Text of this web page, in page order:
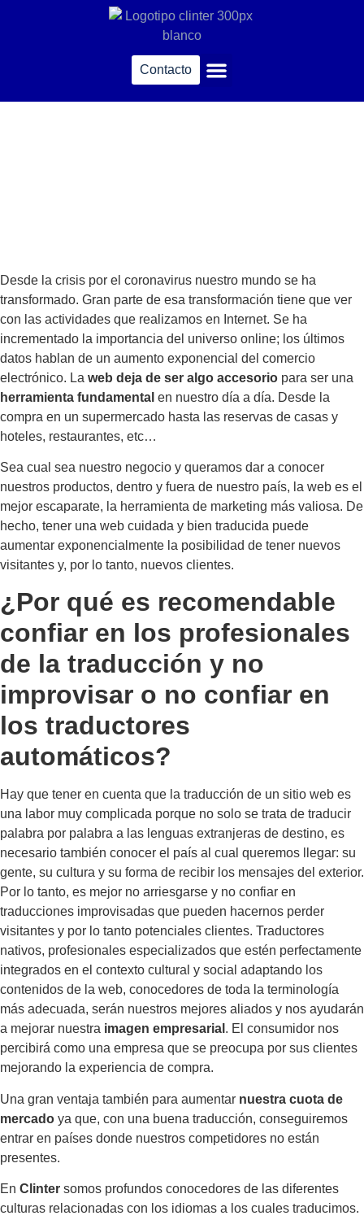
Contacto
Desde la crisis por el coronavirus nuestro mundo se ha
transformado. Gran parte de esa transformación tiene que ver
con las actividades que realizamos en Internet. Se ha
incrementado la importancia del universo online; los últimos
datos hablan de un aumento exponencial del comercio
electrónico. La web deja de ser algo accesorio para ser una
herramienta fundamental en nuestro día a día. Desde la
compra en un supermercado hasta las reservas de casas y
hoteles, restaurantes, etc…
Sea cual sea nuestro negocio y queramos dar a conocer
nuestros productos, dentro y fuera de nuestro país, la web es el
mejor escaparate, la herramienta de marketing más valiosa. De
hecho, tener una web cuidada y bien traducida puede
aumentar exponencialmente la posibilidad de tener nuevos
visitantes y, por lo tanto, nuevos clientes.
¿Por qué es recomendable
confiar en los profesionales
de la traducción y no
improvisar o no confiar en
los traductores
automáticos?
Hay que tener en cuenta que la traducción de un sitio web es
una labor muy complicada porque no solo se trata de traducir
palabra por palabra a las lenguas extranjeras de destino, es
necesario también conocer el país al cual queremos llegar: su
gente, su cultura y su forma de recibir los mensajes del exterior.
Por lo tanto, es mejor no arriesgarse y no confiar en
traducciones improvisadas que pueden hacernos perder
visitantes y por lo tanto potenciales clientes. Traductores
nativos, profesionales especializados que estén perfectamente
integrados en el contexto cultural y social adaptando los
contenidos de la web, conocedores de toda la terminología
más adecuada, serán nuestros mejores aliados y nos ayudarán
a mejorar nuestra imagen empresarial . El consumidor nos
percibirá como una empresa que se preocupa por sus clientes
mejorando la experiencia de compra.
Una gran ventaja también para aumentar nuestra cuota de
mercado ya que, con una buena traducción, conseguiremos
entrar en países donde nuestros competidores no están
presentes.
En Clinter somos profundos conocedores de las diferentes
culturas relacionadas con los idiomas a los cuales traducimos.